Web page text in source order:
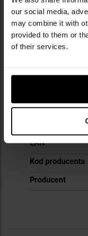
our social media,
may combine it with
provided to them or
of their services.
informacji
Pojemność
BPA Free
Materiał butelki
Wysokość
EAN
Kod producenta
Producent